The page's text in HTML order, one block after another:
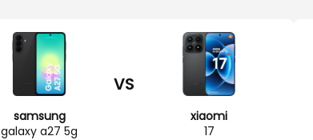
samsung
galaxy a27 5g
VS
xiaomi
17